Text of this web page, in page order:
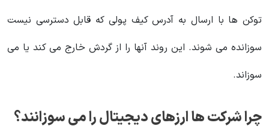
توکن ها با ارسال به آدرس کیف پولی که قابل دسترسی نیست
سوزانده می شوند. این روند آنها را از گردش خارج می کند یا می
سوزاند.
چرا شرکت ها ارزهای دیجیتال را می سوزانند؟